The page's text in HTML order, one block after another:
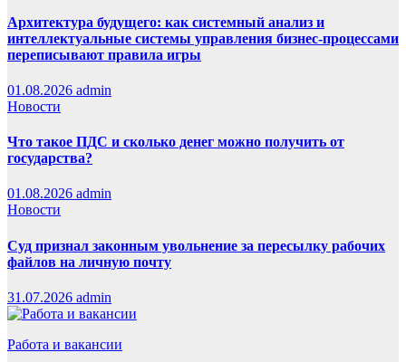
Архитектура будущего: как системный анализ и
интеллектуальные системы управления бизнес-процессами
переписывают правила игры
01.08.2026 admin
Новости
Что такое ПДС и сколько денег можно получить от
государства?
01.08.2026 admin
Новости
Суд признал законным увольнение за пересылку рабочих
файлов на личную почту
31.07.2026 admin
Работа и вакансии